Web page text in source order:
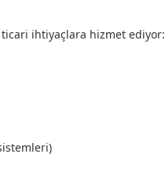
ticari ihtiyaçlara hizmet ediyor: